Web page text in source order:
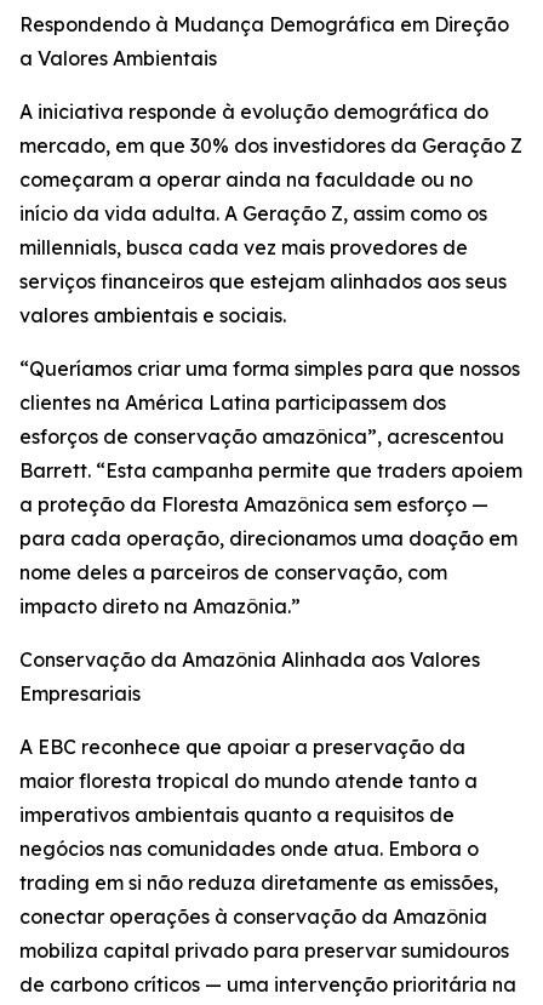
Respondendo à Mudança Demográfica em Direção
a Valores Ambientais
A iniciativa responde à evolução demográfica do
mercado, em que 30% dos investidores da Geração Z
começaram a operar ainda na faculdade ou no
início da vida adulta. A Geração Z, assim como os
millennials, busca cada vez mais provedores de
serviços financeiros que estejam alinhados aos seus
valores ambientais e sociais.
“Queríamos criar uma forma simples para que nossos
clientes na América Latina participassem dos
esforços de conservação amazônica”, acrescentou
Barrett. “Esta campanha permite que traders apoiem
a proteção da Floresta Amazônica sem esforço —
para cada operação, direcionamos uma doação em
nome deles a parceiros de conservação, com
impacto direto na Amazônia.”
Conservação da Amazônia Alinhada aos Valores
Empresariais
A EBC reconhece que apoiar a preservação da
maior floresta tropical do mundo atende tanto a
imperativos ambientais quanto a requisitos de
negócios nas comunidades onde atua. Embora o
trading em si não reduza diretamente as emissões,
conectar operações à conservação da Amazônia
mobiliza capital privado para preservar sumidouros
de carbono críticos — uma intervenção prioritária na